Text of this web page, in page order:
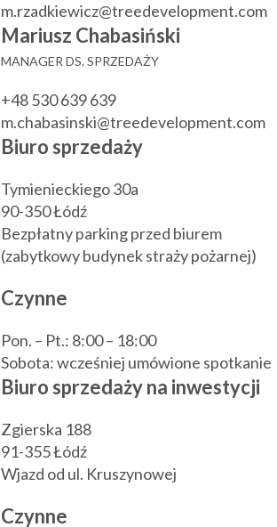
m.rzadkiewicz@treedevelopment.com
Mariusz Chabasiński
MANAGER DS. SPRZEDAŻY
+48 530 639 639
m.chabasinski@treedevelopment.com
Biuro sprzedaży
Tymienieckiego 30a
90-350 Łódź
Bezpłatny parking przed biurem
(zabytkowy budynek straży pożarnej)
Czynne
Pon. – Pt.: 8:00 – 18:00
Sobota: wcześniej umówione spotkanie
Biuro sprzedaży na inwestycji
Zgierska 188
91-355 Łódź
Wjazd od ul. Kruszynowej
Czynne